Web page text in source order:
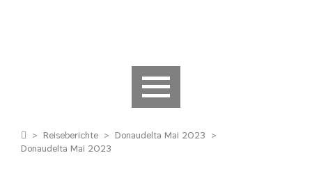
> Reiseberichte > Donaudelta Mai 2023 >
Donaudelta Mai 2023